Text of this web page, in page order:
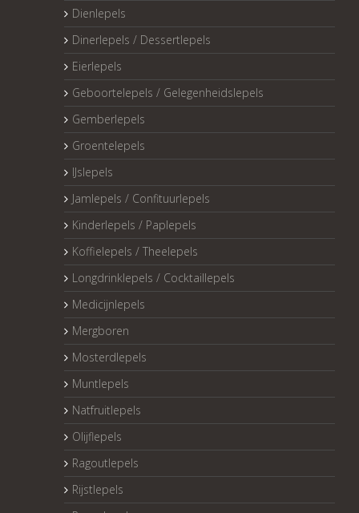
Dienlepels
Dinerlepels / Dessertlepels
Eierlepels
Geboortelepels / Gelegenheidslepels
Gemberlepels
Groentelepels
IJslepels
Jamlepels / Confituurlepels
Kinderlepels / Paplepels
Koffielepels / Theelepels
Longdrinklepels / Cocktaillepels
Medicijnlepels
Mergboren
Mosterdlepels
Muntlepels
Natfruitlepels
Olijflepels
Ragoutlepels
Rijstlepels